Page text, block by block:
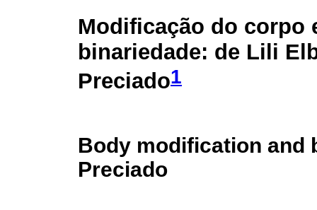
Modificação do corpo
binariedade: de Lili
Preciado1
Body modification and
Preciado